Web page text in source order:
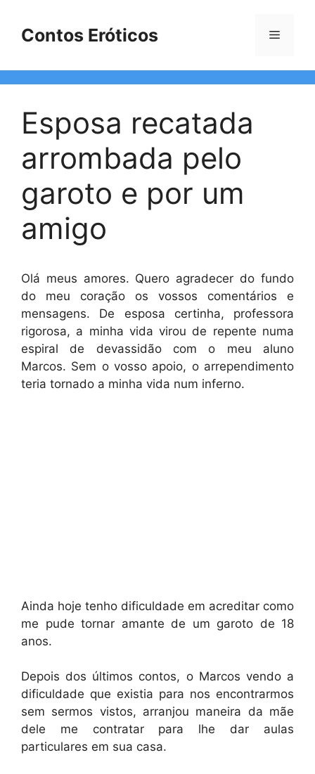
Contos Eróticos Menu
Esposa recatada
arrombada pelo
garoto e por um
amigo
Olá meus amores. Quero agradecer do fundo
do meu coração os vossos comentários e
mensagens. De esposa certinha, professora
rigorosa, a minha vida virou de repente numa
espiral de devassidão com o meu aluno
Marcos. Sem o vosso apoio, o arrependimento
teria tornado a minha vida num inferno.
Ainda hoje tenho dificuldade em acreditar como
me pude tornar amante de um garoto de 18
anos.
Depois dos últimos contos, o Marcos vendo a
dificuldade que existia para nos encontrarmos
sem sermos vistos, arranjou maneira da mãe
dele me contratar para lhe dar aulas
particulares em sua casa.